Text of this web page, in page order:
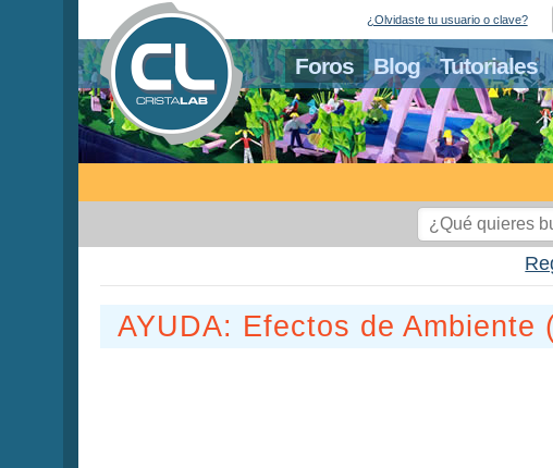
Foros Blog Tutoriales
¿Olvidaste tu usuario o clave?
AYUDA: Efectos de Ambiente